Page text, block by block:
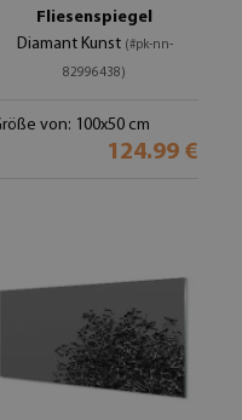
Fliesenspiegel
Diamant Kunst (#pk-nn-
82996438)
von: 100x50 cm
124.99 €